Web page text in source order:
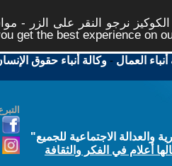
نرجو النقر على الزر -
get the best experience on
العمال -وكالة أنباء حقوق
الاجتماعية للجميع"
أعلام في الفكر والثقافة